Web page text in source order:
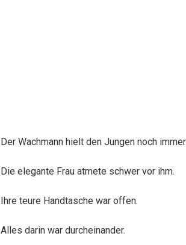
Der Wachmann hielt den Jungen noch
Die elegante Frau atmete schwer vor ihm.
Ihre teure Handtasche war offen.
Alles darin war durcheinander.